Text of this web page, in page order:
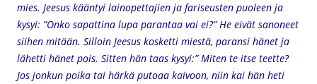
mies. Jeesus kääntyi lainopettajien ja fariseusten puoleen ja
kysyi: ”Onko sapattina lupa parantaa vai ei?” He eivät sanoneet
siihen mitään. Silloin Jeesus kosketti miestä, paransi hänet ja
lähetti hänet pois. Sitten hän taas kysyi:” Miten te itse teette?
Jos jonkun poika tai härkä putoaa kaivoon, niin kai hän heti